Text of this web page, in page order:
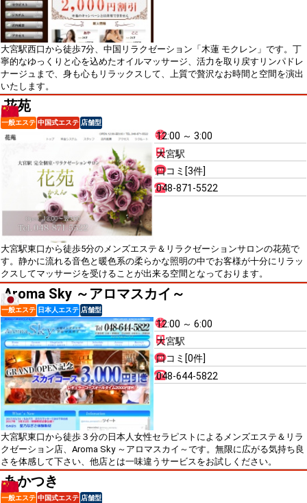
大宮駅西口から徒歩7分、中国リラクゼーション「木蓮 モクレン」です。丁
寧的なゆっくりと心を込めたオイルマッサージ、活力を取り戻すリンパドレ
ナージュまで、身も心もリラックスして、上質で贅沢なお時間と空間を演出
いたします。
花苑
一般エステ 中国式エステ 店舗型
12:00 ～ 3:00
大宮駅
口コミ[3件]
048-871-5522
大宮駅東口から徒歩5分のメンズエステ＆リラクゼーションサロンの花苑で
す。静かに流れる音色と暖色系の柔らかな照明の中でお客様が十分にリラッ
クスしてマッサージを受けることが出来る空間となっております。
Aroma Sky ～アロマスカイ～
一般エステ 日本人エステ 店舗型
12:00 ～ 6:00
大宮駅
口コミ[0件]
048-644-5822
大宮駅東口から徒歩３分の日本人女性セラピストによるメンズエステ＆リラ
クゼーション店、Aroma Sky ～アロマスカイ～です。無限に広がる気持ち良
さを体感して下さい、他店とは一味違うサービスをお試しください。
あかつき
一般エステ 中国式エステ 店舗型